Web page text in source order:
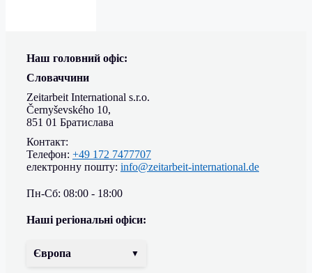
Наш головний офіс:
Словаччини
Zeitarbeit International s.r.o.
Černyševského 10,
851 01 Братислава
Контакт:
Телефон: +49 172 7477707
електронну пошту: info@zeitarbeit-international.de
Пн-Сб: 08:00 - 18:00
Наші регіональні офіси:
Європа